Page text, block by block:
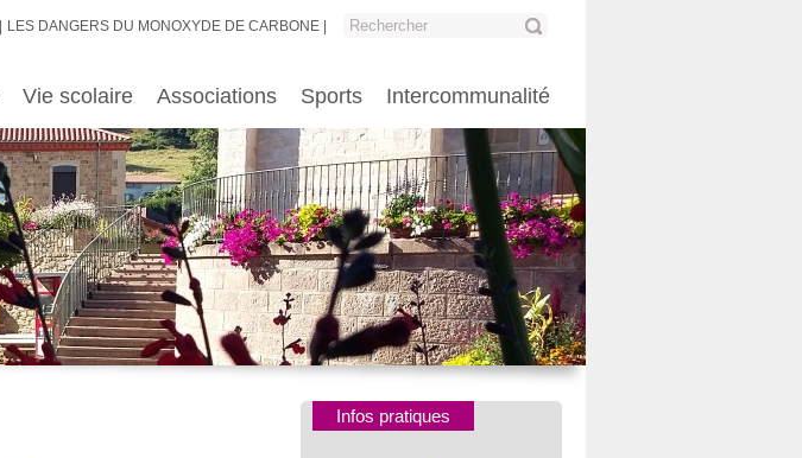
LES DANGERS DU MONOXYDE DE CARBONE
Vie scolaire Associations Sports Intercommunalité
Infos pratiques